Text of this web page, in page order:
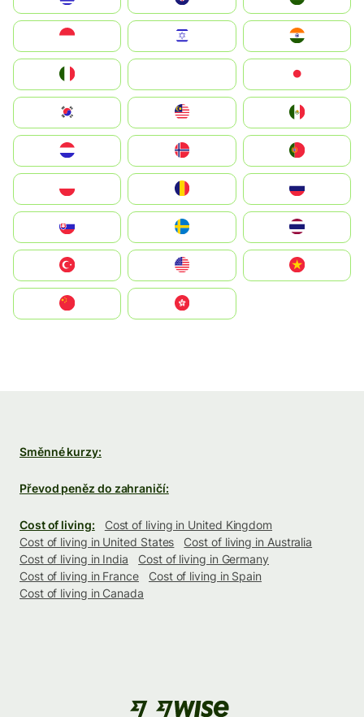
South Korea
United States
中國香港特別行政區
Směnné kurzy:
Převod peněz do zahraničí:
Cost of living:
Cost of living in United Kingdom
Cost of living in United States
Cost of living in Australia
Cost of living in India
Cost of living in Germany
Cost of living in France
Cost of living in Spain
Cost of living in Canada